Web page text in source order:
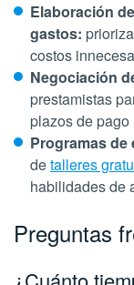
Elaboración
gastos:
costos
Negociación
prestamistas
plazos de pago
Programas
detalleres
habilidades de
Preguntas